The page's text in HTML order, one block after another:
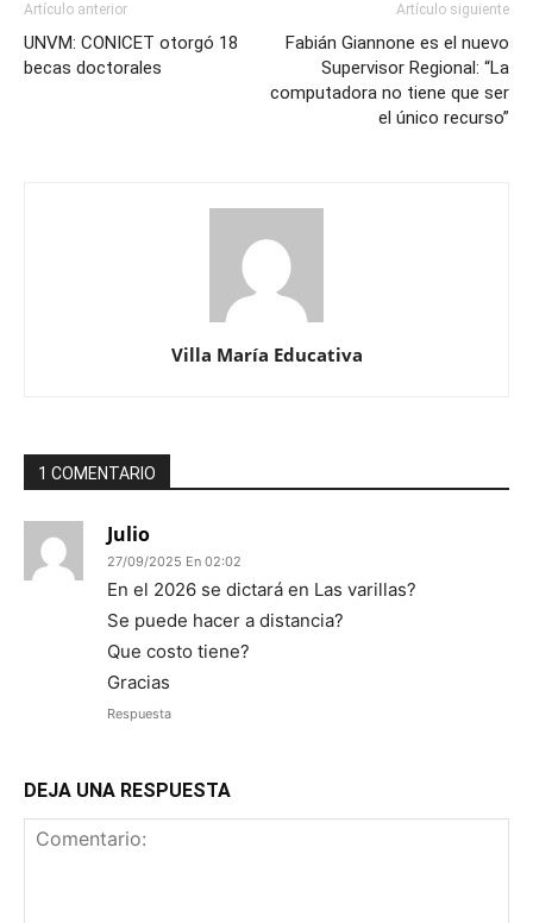
Artículo anterior
UNVM: CONICET otorgó 18
becas doctorales
Artículo siguiente
Fabián Giannone es el nuevo
Supervisor Regional: “La
computadora no tiene que ser
el único recurso”
Villa María Educativa
1 COMENTARIO
Julio
27/09/2025 En 02:02
En el 2026 se dictará en Las varillas?
Se puede hacer a distancia?
Que costo tiene?
Gracias
Respuesta
DEJA UNA RESPUESTA